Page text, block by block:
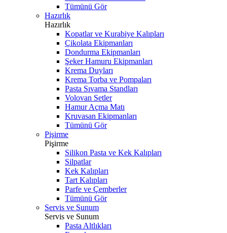
Tümünü Gör
Hazırlık
Hazırlık
Kopatlar ve Kurabiye Kalıpları
Çikolata Ekipmanları
Dondurma Ekipmanları
Şeker Hamuru Ekipmanları
Krema Duyları
Krema Torba ve Pompaları
Pasta Sıvama Standları
Volovan Setler
Hamur Açma Matı
Kruvasan Ekipmanları
Tümünü Gör
Pişirme
Pişirme
Silikon Pasta ve Kek Kalıpları
Silpatlar
Kek Kalıpları
Tart Kalıpları
Parfe ve Çemberler
Tümünü Gör
Servis ve Sunum
Servis ve Sunum
Pasta Altlıkları